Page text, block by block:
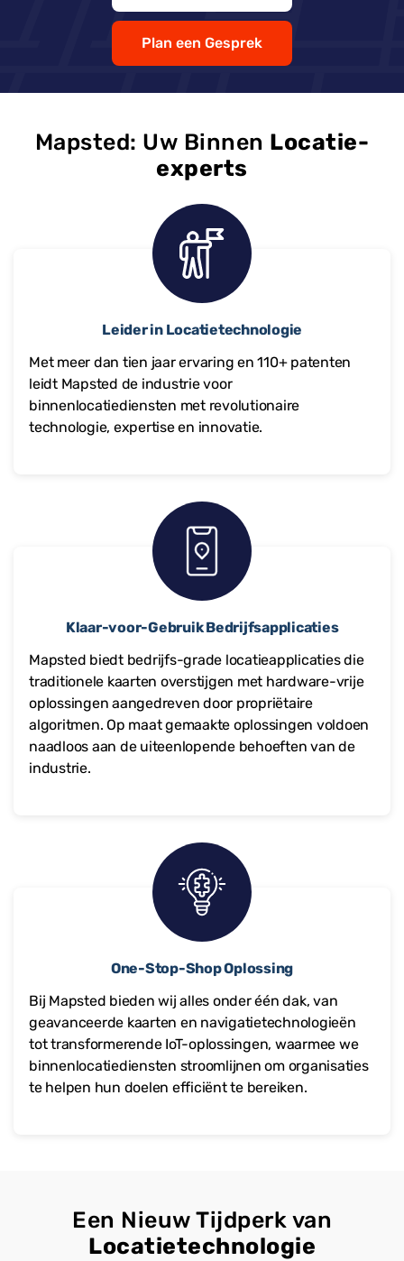
Plan een Gesprek
Mapsted: Uw Binnen Locatie-
experts
Leider in Locatietechnologie
Met meer dan tien jaar ervaring en110+patenten
leidt Mapsted de industrie voor
binnenlocatiediensten met revolutionaire
technologie, expertise en innovatie.
Klaar-voor-Gebruik Bedrijfsapplicaties
Mapsted biedt bedrijfs-grade locatieapplicaties die
traditionele kaarten overstijgen met hardware-vrije
oplossingen aangedreven door propriëtaire
algoritmen. Op maat gemaakte oplossingen voldoen
naadloos aan de uiteenlopende behoeften van de
industrie.
One-Stop-Shop Oplossing
Bij Mapsted bieden wij alles onder één dak, van
geavanceerde kaarten en navigatietechnologieën
tot transformerende IoT-oplossingen, waarmee we
binnenlocatiediensten stroomlijnen om organisaties
te helpen hun doelen efficiënt te bereiken.
Een Nieuw Tijdperk van
Locatietechnologie